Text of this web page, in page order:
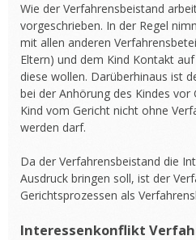
Wie der Verfahrensbeistand
vorgeschrieben. In der Regel
mit allen anderen
Eltern) und dem Kind Kontakt
diese wollen. Darüberhinaus ist
bei der Anhörung des Kindes vor
Kind vom Gericht nicht ohne
werden darf.
Da der Verfahrensbeistand die
Ausdruck bringen soll, ist der
Gerichtsprozessen als
Interessenkonflikt